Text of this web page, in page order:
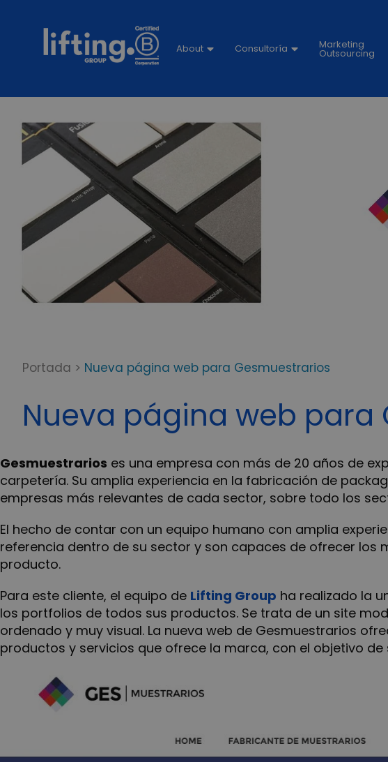
About Consultoría Marketing
Outsourcing
Portada > Nueva página web para Gesmuestrarios
Nueva página web para
Gesmuestrarios es una empresa con más de 20 años de
carpetería. Su amplia experiencia en la fabricación de
empresas más relevantes de cada sector, sobre todo los
El hecho de contar con un equipo humano con amplia
referencia dentro de su sector y son capaces de ofrecer
producto.
Para este cliente, el equipo de Lifting Group ha realizado la
los portfolios de todos sus productos. Se trata de un site
ordenado y muy visual. La nueva web de Gesmuestrarios
productos y servicios que ofrece la marca, con el objetivo de